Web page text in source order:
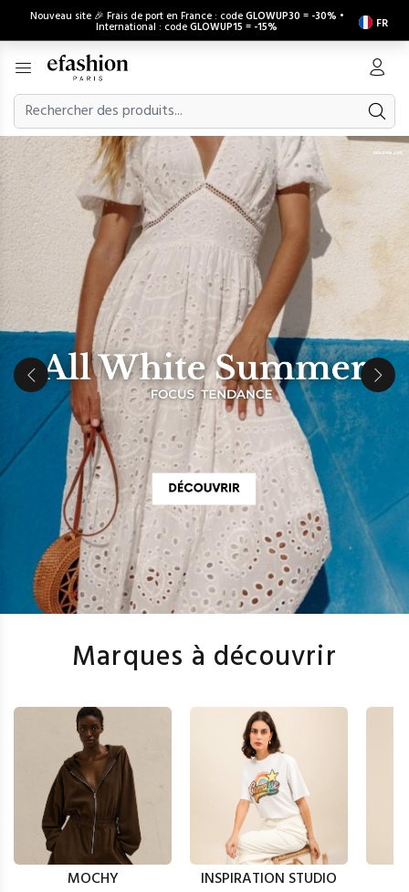
Nouveau site 🎉 Frais de port en France : codeGLOWUP30 = -30% •
International : codeGLOWUP15 = -15% FR
Marques à découvrir
MOCHY INSPIRATION STUDIO